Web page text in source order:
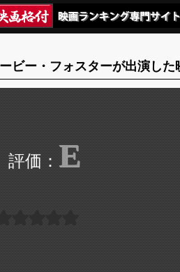
ビー・フォスターが出演した
E